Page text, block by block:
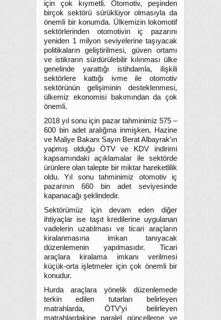
için çok kıymetli. Otomotiv, peşinden
birçok sektörü sürüklüyor olmasıyla da
önemli bir konumda. Ülkemizin lokomotif
sektörlerinden otomotivin iç pazarını
yeniden 1 milyon seviyelerine taşıyacak
politikaların geliştirilmesi, güven ortamı
ve istikrarın sürdürülebilir kılınması ülke
genelinde yarattığı istihdamla, ilişkili
sektörlere kattığı ivme ile otomotiv
sektörünün gelişiminin desteklenmesi,
ülkemiz ekonomisi bakımından da çok
önemli.
2018 yıl sonu için pazar tahminimiz 575 –
600 bin adet aralığına inmişken, Hazine
ve Maliye Bakanı Sayın Berat Albayrak’ın
yapmış olduğu ÖTV ve KDV indirimi
kapsamındaki açıklamalar ile sektörde
ürünlere olan talepte bir miktar hareketlilik
oldu. Yıl sonu tahminimiz otomotiv iç
pazarının 660 bin adet seviyesinde
kapanacağı şeklindedir.
Sektörümüz için devam eden diğer
ihtiyaçlar ise taşıt kredilerine uygulanan
vadelerin uzatılması ve ticari araçların
kiralanmasına imkan tanıyacak
düzenlemenin yapılmasıdır. Ticari
araçlara kiralama imkanı verilmesi
küçük-orta işletmeler için çok önemli bir
konudur.
Hurda araçlara yönelik düzenlemede
terkin edilen tutarları belirleyen
matrahlarda, ÖTV’yi belirleyen
matrahlardakine paralel güncelleme ve